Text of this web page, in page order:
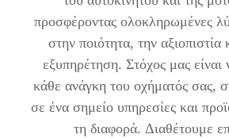
προσφέροντας ολοκληρωμένες
στην ποιότητα, την αξιοπιστία
εξυπηρέτηση. Στόχος μας
κάθε ανάγκη του οχήματός σας,
σε ένα σημείο υπηρεσίες και
τη διαφορά. Διαθέτουμε